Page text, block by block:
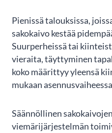
Pienissä talouksissa,
sakokaivo kestää
Suurperheissä tai
vieraita, täyttyminen
koko määrittyy yleensä
mukaan
Säännöllinen
viemärijärjestelmän
Merja Tarvainen
ammattimaisen työn
ensiluokkainen
suosituksen PS-